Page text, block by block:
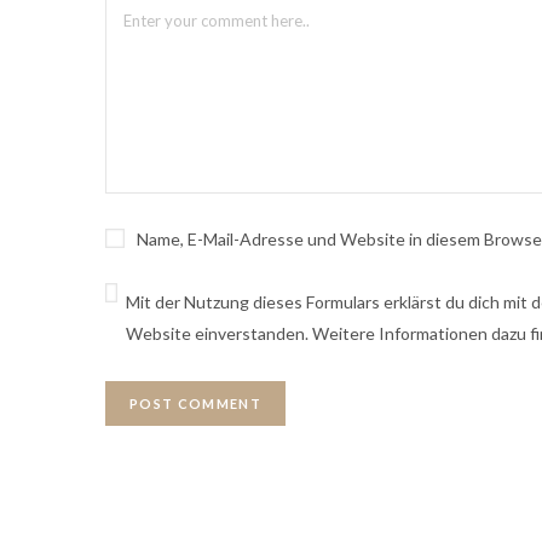
Name, E-Mail-Adresse und Website in diesem
Mit der Nutzung dieses Formulars erklärst du dich mit
Website einverstanden. Weitere Informationen dazu